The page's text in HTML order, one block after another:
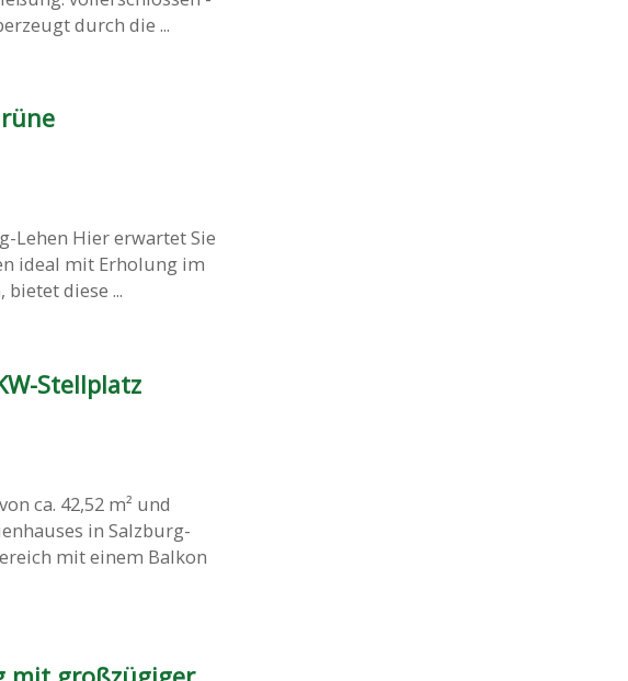
durch die ...
Lehen Hier erwartet Sie
ideal mit Erholung im
diese ...
Stellplatz
ca. 42,52 m² und
in Salzburg-
mit einem Balkon